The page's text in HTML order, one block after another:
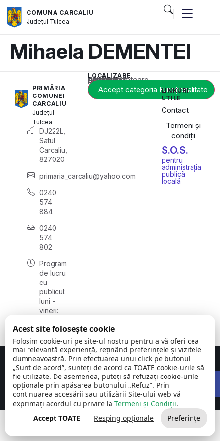
COMUNA CARCALIU
Județul Tulcea
Mihaela DEMENTEI
PRIMĂRIA
COMUNEI
CARCALIU
Județul
Tulcea
DJ222L,
Satul
Carcaliu,
827020
primaria_carcaliu@yahoo.com
0240
574
884
0240
574
802
Program
de lucru
cu
publicul:
luni -
vineri:
16:00
LOCALIZARE
Acest conținut este blocat până când acceptați categoria corespunzătoare de cookie-uri.
Accept categoria Funcționalitate
LINKURI
UTILE
Contact
Termeni și
condiții
S.O.S.
pentru
administrația
publică
locală
Comuna Carcaliu | județul
Tulcea
©
2026
Toate drepturile
rezervate
Concept realizat deBig Media Relații Publice SRL
Acest site folosește cookie
Folosim cookie-uri pe site-ul nostru pentru a vă oferi cea
mai relevantă experiență, reținând preferințele și vizitele
dumneavoastră. Prin efectuarea unui click pe butonul
„Sunt de acord”, sunteți de acord ca TOATE cookie-urile să
fie utilizate. De asemenea, puteți să refuzați cookie-urile
opționale prin apăsarea butonului „Refuz”. Prin
continuarea accesării sau utilizării Site-ului web vă
exprimați acordul cu privire la Termeni și Condiții.
Accept TOATE
Resping opționale Preferințe